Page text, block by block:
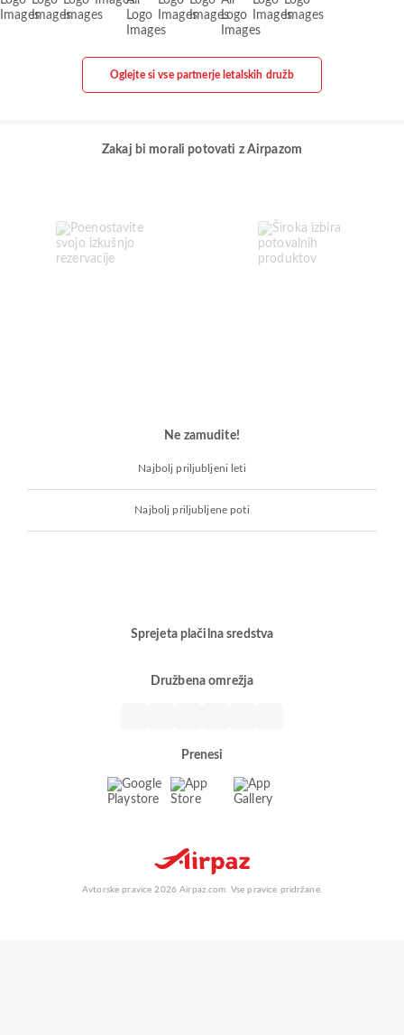
Oglejte si vse partnerje letalskih družb
Zakaj bi morali potovati z Airpazom
Ne zamudite!
Najbolj priljubljeni leti
Najbolj priljubljene poti
Sprejeta plačilna sredstva
Družbena omrežja
Prenesi
Avtorske pravice 2026 Airpaz.com. Vse pravice pridržane.